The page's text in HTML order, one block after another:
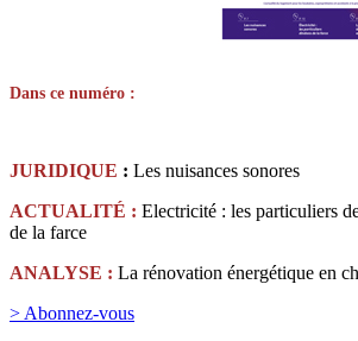
Dans ce numéro :
JURIDIQUE : Les nuisances sonores
ACTUALITÉ : Electricité : les particuliers
de la farce
ANALYSE : La rénovation énergétique en
> Abonnez-vous